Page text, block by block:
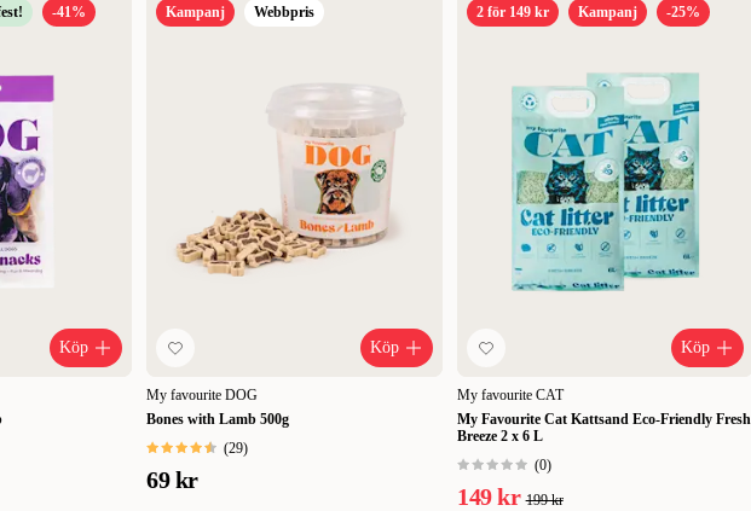
Högsta pris
Lägsta pris
Rabatt
-41%
Köp
Kampanj Webbpris
Köp
My favourite DOG
Bones with Lamb 500g
(29)
69 kr
2 för 149 kr Kampanj -25%
Köp
My favourite CAT
My Favourite Cat Kattsand Eco-Friendly Fresh
Breeze 2 x 6 L
(0)
149 kr 199 kr